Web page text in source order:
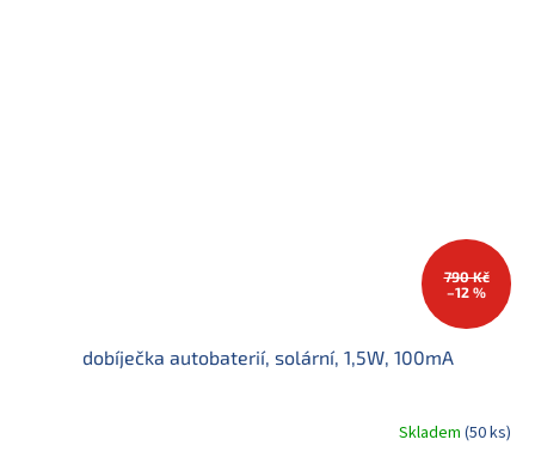
790 Kč
–12 %
dobíječka autobaterií, solární, 1,5W, 100mA
Skladem (50 ks)